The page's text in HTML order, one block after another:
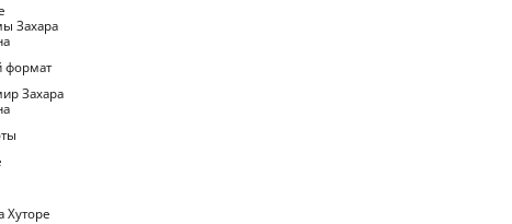
Захара
формат
Захара
Хуторе